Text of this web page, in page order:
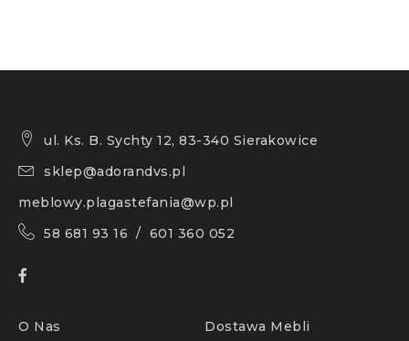
ul. Ks. B. Sychty 12, 83-340 Sierakowice
sklep@adorandvs.pl
meblowy.plagastefania@wp.pl
58 681 93 16 / 601 360 052
O Nas Dostawa Mebli